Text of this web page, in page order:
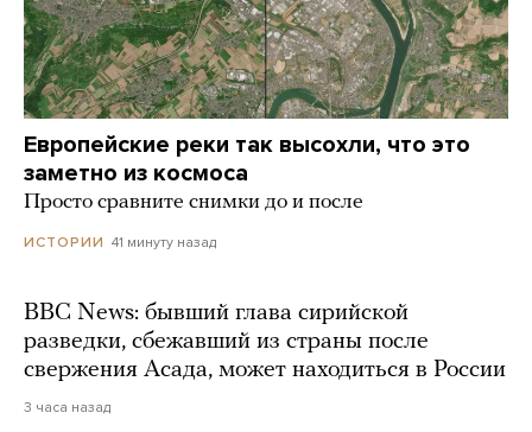
Европейские реки так высохли, что это
заметно из космоса
Просто сравните снимки до и после
ИСТОРИИ 41 минуту назад
BBC News: бывший глава сирийской
разведки, сбежавший из страны после
свержения Асада, может находиться в России
3 часа назад